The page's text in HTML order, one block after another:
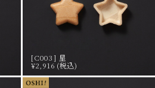
[C003] 星
¥2,916 (税込)